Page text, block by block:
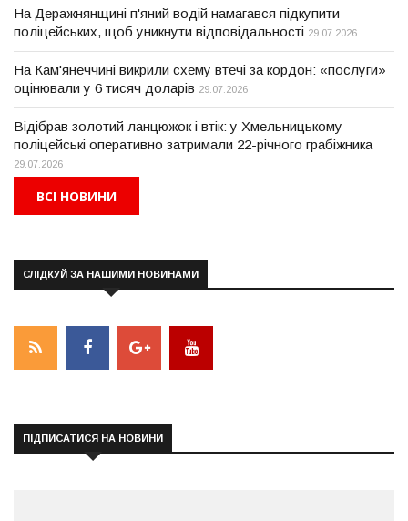
На Деражнянщині п'яний водій намагався підкупити
поліцейських, щоб уникнути відповідальності 29.07.2026
На Кам'янеччині викрили схему втечі за кордон: «послуги»
оцінювали у 6 тисяч доларів 29.07.2026
Відібрав золотий ланцюжок і втік: у Хмельницькому
поліцейські оперативно затримали 22-річного грабіжника
29.07.2026
ВСІ НОВИНИ
СЛІДКУЙ ЗА НАШИМИ НОВИНАМИ
ПІДПИСАТИСЯ НА НОВИНИ